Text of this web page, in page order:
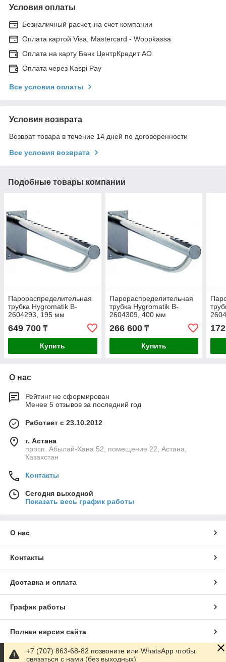
Условия оплаты
Безналичный расчет, на счет компании
Оплата картой Visa, Mastercard - Woopkassa
Оплата на карту Банк ЦентрКредит АО
Оплата через Kaspi Pay
Все условия оплаты
Условия возврата
Возврат товара в течение 14 дней по договоренности
Все условия возврата
Подобные товары компании
Парораспределительная
трубка Hygromatik B-
2604293, 195 мм
649 700 ₸
Купить
Парораспределительная
трубка Hygromatik B-
2604309, 400 мм
266 600₸
Купить
О нас
Рейтинг не сформирован
Менее 5 отзывов за последний год
Работает с 23.10.2012
г. Астана
просп. Абылай-Хана 52, помещение 22, Астана,
Казахстан
Контакты
Сегодня выходной
Показать весь график работы
О нас
Контакты
Доставка и оплата
График работы
Полная версия сайта
Сайт создан на маркетплейсеSatu.kz
+7 (707) 863-68-82 позвоните или WhatsApp чтобы
связаться с нами (без выходных)